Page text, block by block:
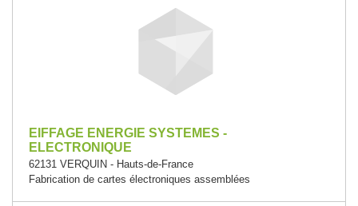
EIFFAGE ENERGIE SYSTEMES -
ELECTRONIQUE
62131 VERQUIN - Hauts-de-France
Fabrication de cartes électroniques assemblées